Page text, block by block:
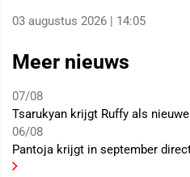
03 augustus 2026 | 14:05
Meer nieuws
07/08
Tsarukyan krijgt Ruffy als
06/08
Pantoja krijgt in september